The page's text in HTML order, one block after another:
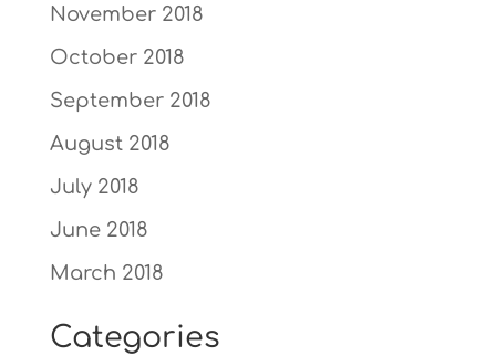
November 2018
October 2018
September 2018
August 2018
July 2018
June 2018
March 2018
Categories